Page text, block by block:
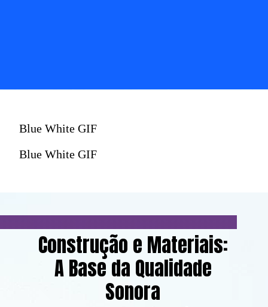
Blue White GIF
Blue White GIF
Construção e Materiais:
A Base da Qualidade
Sonora